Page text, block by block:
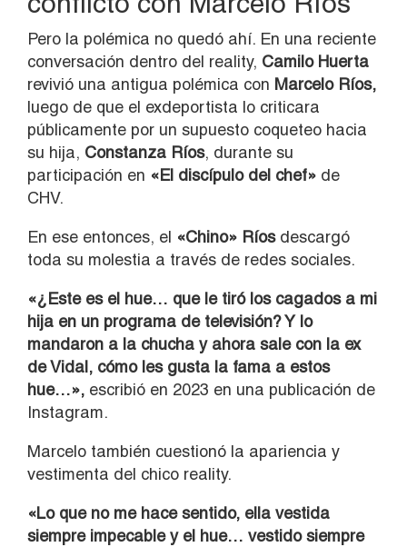
Pero la polémica no quedó ahí. En una reciente
conversación dentro del reality, Camilo Huerta
revivió una antigua polémica con Marcelo Ríos,
luego de que el exdeportista lo criticara
públicamente por un supuesto coqueteo hacia
su hija, Constanza Ríos, durante su
participación en «El discípulo del chef» de
CHV.
En ese entonces, el «Chino» Ríosdescargó
toda su molestia a través de redes sociales.
«¿Este es el hue… que le tiró los cagados a mi
hija en un programa de televisión? Y lo
mandaron a la chucha y ahora sale con la ex
de Vidal, cómo les gusta la fama a estos
hue…», escribió en 2023 en una publicación de
Instagram.
Marcelo también cuestionó la apariencia y
vestimenta del chico reality.
«Lo que no me hace sentido, ella vestida
siempre impecable y el hue… vestido siempre